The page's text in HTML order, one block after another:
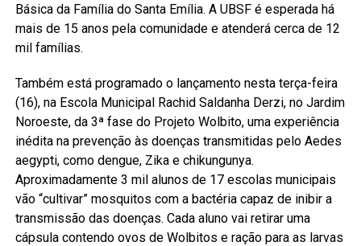
Básica da Família do Santa Emília. A UBSF é esperada há
mais de 15 anos pela comunidade e atenderá cerca de 12
mil famílias.
Também está programado o lançamento nesta terça-feira
(16), na Escola Municipal Rachid Saldanha Derzi, no Jardim
Noroeste, da 3ª fase do Projeto Wolbito, uma experiência
inédita na prevenção às doenças transmitidas pelo Aedes
aegypti, como dengue, Zika e chikungunya.
Aproximadamente 3 mil alunos de 17 escolas municipais
vão “cultivar” mosquitos com a bactéria capaz de inibir a
transmissão das doenças. Cada aluno vai retirar uma
cápsula contendo ovos de Wolbitos e ração para as larvas